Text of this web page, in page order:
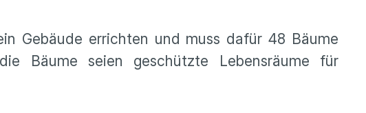
Gebäude errichten und muss dafür 48 Bäume
Bäume seien geschützte Lebensräume für